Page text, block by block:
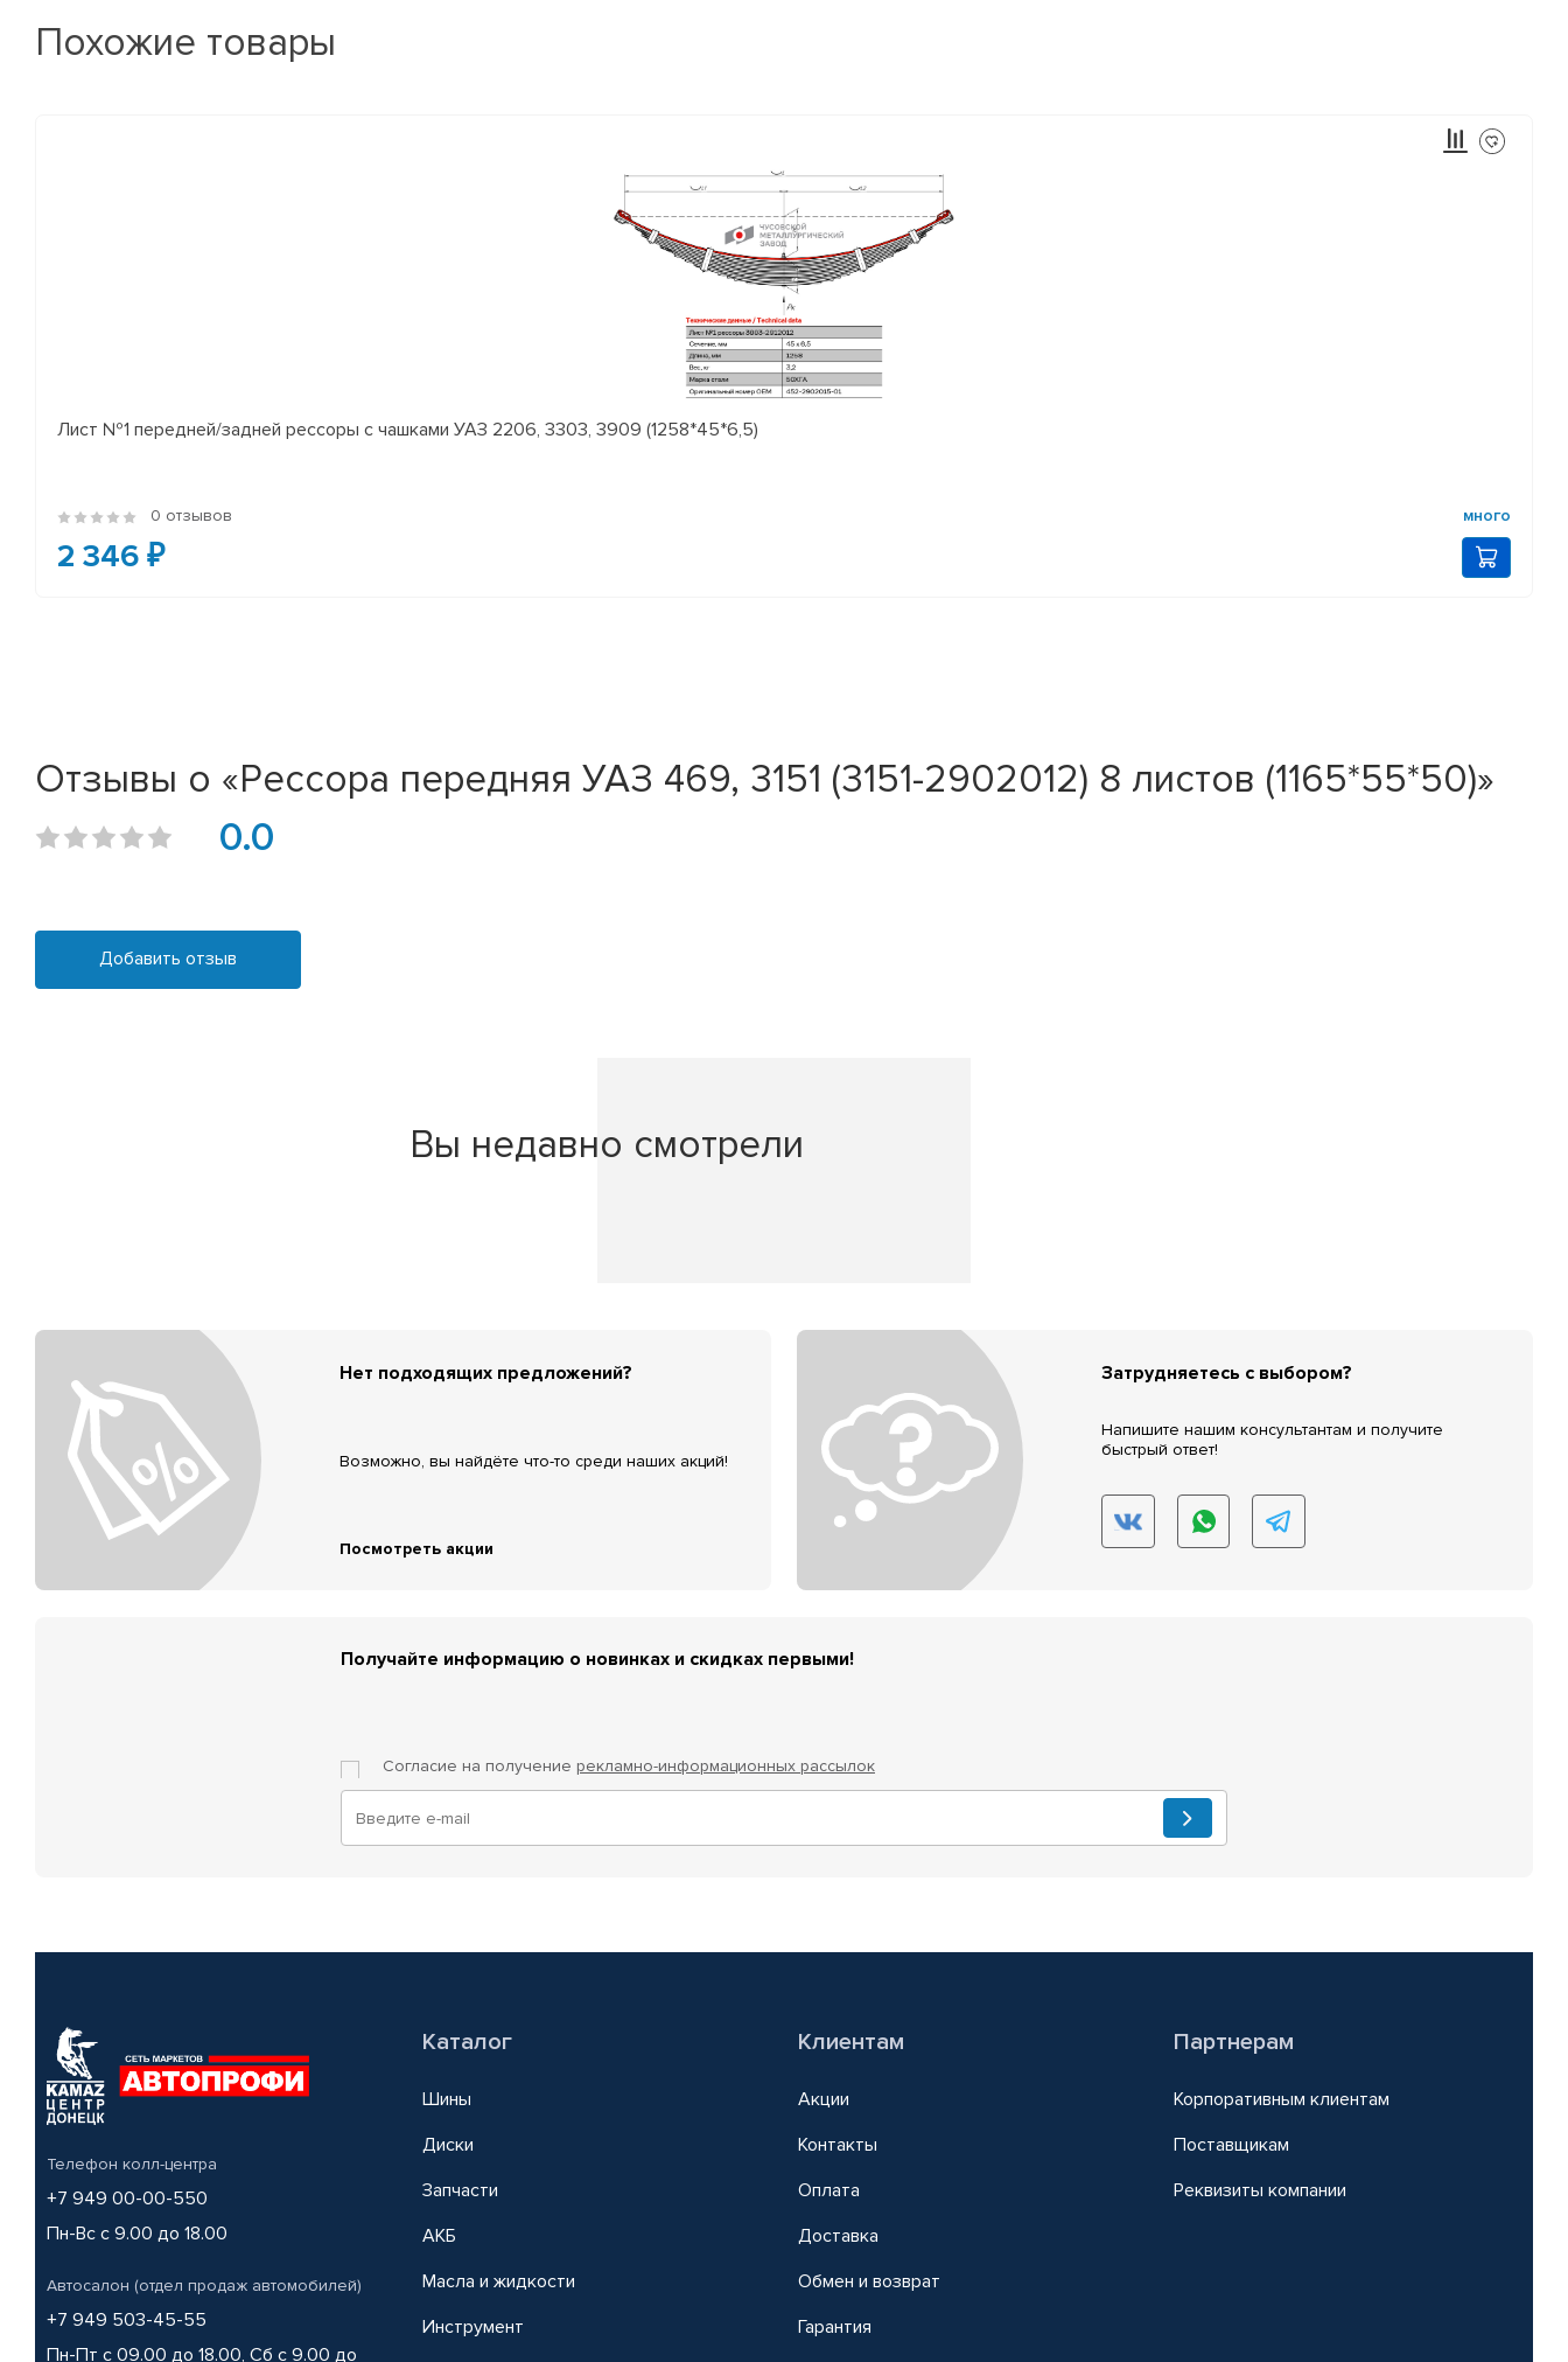
Похожие товары
Лист №1 передней/задней рессоры с чашками УАЗ 2206, 3303, 3909 (1258*45*6,5)
0 отзывов много
2 346 ₽
Отзывы о «Рессора передняя УАЗ 469, 3151 (3151-2902012) 8 листов (1165*55*50)»
0.0
Добавить отзыв
Вы недавно смотрели
Нет подходящих предложений?
Возможно, вы найдёте что-то среди наших акций!
Посмотреть акции
Затрудняетесь с выбором?
Напишите нашим консультантам и получите
быстрый ответ!
Получайте информацию о новинках и скидках первыми!
Согласие на получение рекламно-информационных рассылок
Телефон колл-центра
+7 949 00-00-550
Пн-Вс с 9.00 до 18.00
Автосалон (отдел продаж автомобилей)
+7 949 503-45-55
Пн-Пт с 09.00 до 18.00, Сб с 9.00 до
Каталог
Шины
Диски
Запчасти
АКБ
Масла и жидкости
Инструмент
Клиентам
Акции
Контакты
Оплата
Доставка
Обмен и возврат
Гарантия
Партнерам
Корпоративным клиентам
Поставщикам
Реквизиты компании